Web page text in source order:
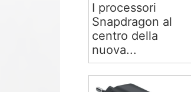
I processori
Snapdragon al
centro della
nuova...